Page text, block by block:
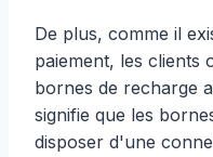
De plus, comme il
paiement, les clients
bornes de recharge
signifie que les
disposer d'une